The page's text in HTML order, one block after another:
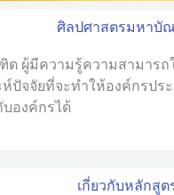
ศิลปศาสตรมหาบั
ผู้มีความรู้ความสามารถ
ปัจจัยที่จะทำให้องค์กรปร
องค์กรได้
เกี่ยวกับหลักสูต